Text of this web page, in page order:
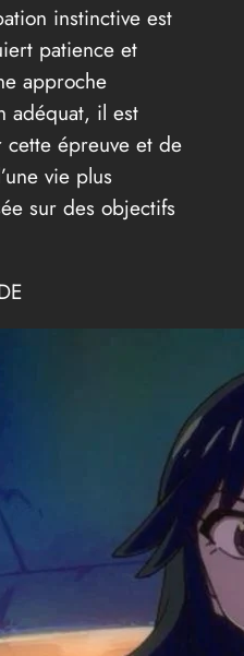
instinctive est
patience et
approche
adéquat, il est
épreuve et de
vie plus
sur des objectifs